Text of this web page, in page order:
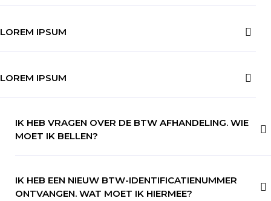
LOREM IPSUM
LOREM IPSUM
IK HEB VRAGEN OVER DE BTW AFHANDELING. WIE
MOET IK BELLEN?
IK HEB EEN NIEUW BTW-IDENTIFICATIENUMMER
ONTVANGEN. WAT MOET IK HIERMEE?